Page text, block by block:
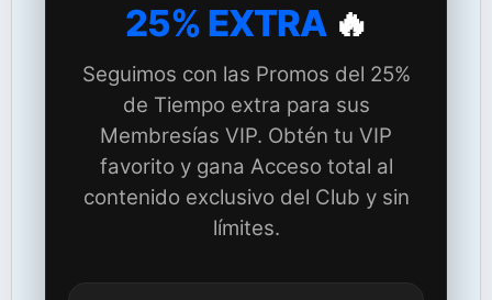
25% EXTRA🔥
Seguimos con las Promos del 25%
de Tiempo extra para sus
Membresías VIP. Obtén tu VIP
favorito y gana Acceso total al
contenido exclusivo del Club y sin
límites.